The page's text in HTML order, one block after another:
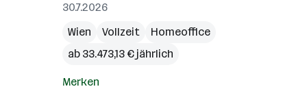
30.7.2026
Wien
Vollzeit
Homeoffice
ab 33.473,13 € jährlich
Merken